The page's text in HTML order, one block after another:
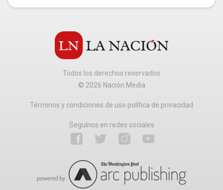
Todos los derechos reservados
© 2026 Nación Media
Términos y condiciones de uso política de privacidad
Seguínos en redes sociales